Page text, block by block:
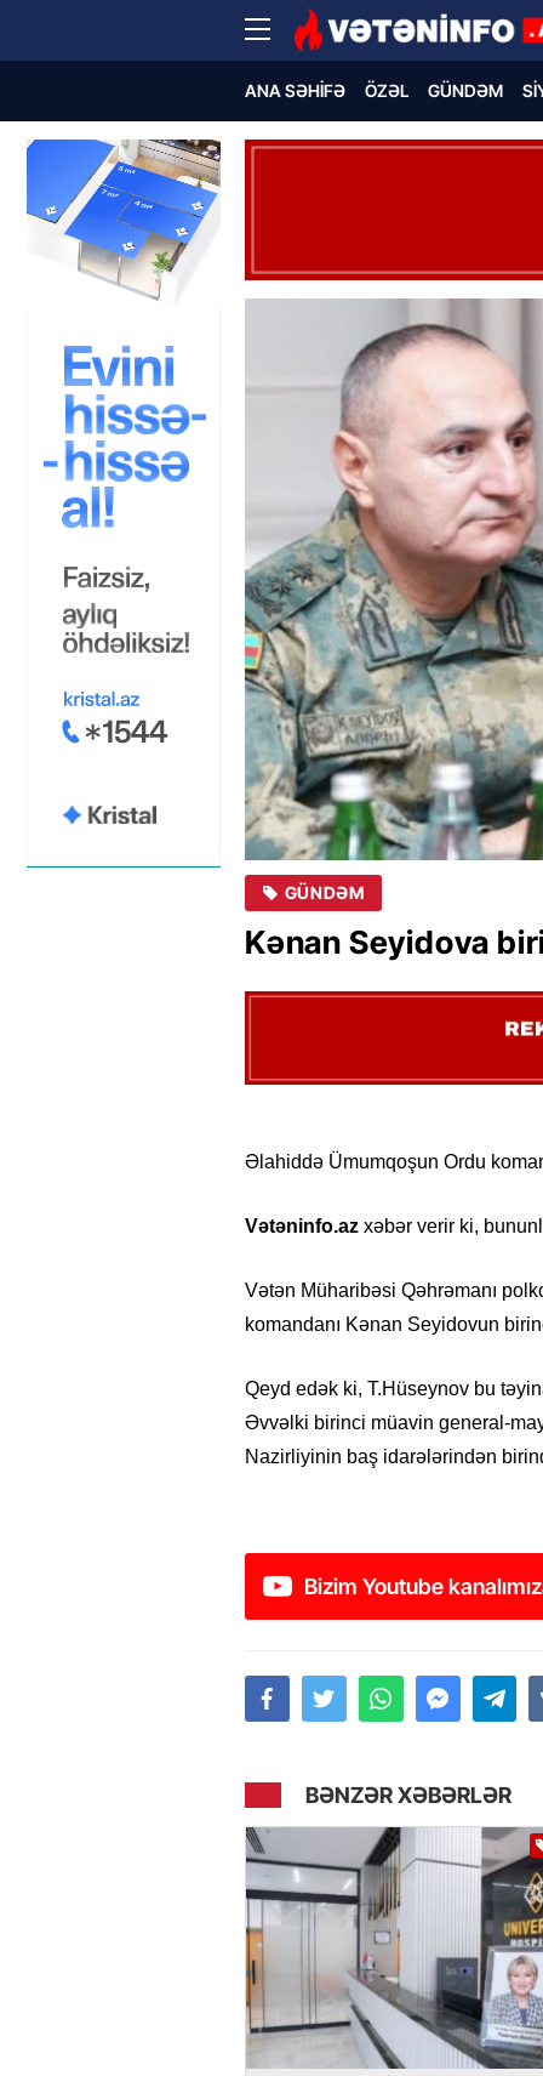
ANA SƏHIFƏ ÖZƏL GÜNDƏM
GÜNDƏM
Kənan Seyidova
Əlahiddə Ümumqoşun Ordu
Vətəninfo.az xəbər verir ki,
Vətən Müharibəsi Qəhrəmanı
komandanı Kənan Seyidovun
Qeyd edək ki, T.Hüseynov bu
Əvvəlki birinci müavin general-
Nazirliyinin baş idarələrindən
Bizim Youtube
BƏNZƏR XƏBƏRLƏR